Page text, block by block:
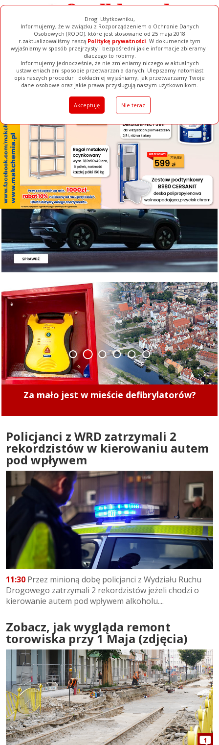
Drogi Użytkowniku,
Informujemy, że w związku z Rozporządzeniem o Ochronie Danych
Osobowych (RODO), które jest stosowane od 25 maja 2018
r.zaktualizowaliśmy naszą Politykę prywatności. W dokumencie tym
wyjaśniamy w sposób przejrzysty i bezpośredni jakie informacje zbieramy i
dlaczego to robimy.
Informujemy jednocześnie, że nie zmieniamy niczego w aktualnych
ustawieniach ani sposobie przetwarzania danych. Ulepszamy natomiast
opis naszych procedur i dokładniej wyjaśniamy, jak przetwarzamy Twoje
dane osobowe oraz jakie prawa przysługują naszym użytkownikom.
Akceptuję Nie teraz
[ ZAMKNIJ ]
Ogłoszenia Filmy Galerie Baza Firm Pełna Wersja
Mistrzowie Parkowania w Elblągu (część 495)
1 2 3 4 5 6
Policjanci z WRD zatrzymali 2
rekordzistów w kierowaniu autem
pod wpływem
11:30 Przez minioną dobę policjanci z Wydziału Ruchu
Drogowego zatrzymali 2 rekordzistów jeżeli chodzi o
kierowanie autem pod wpływem alkoholu....
Zobacz, jak wygląda remont
torowiska przy 1 Maja (zdjęcia)
1